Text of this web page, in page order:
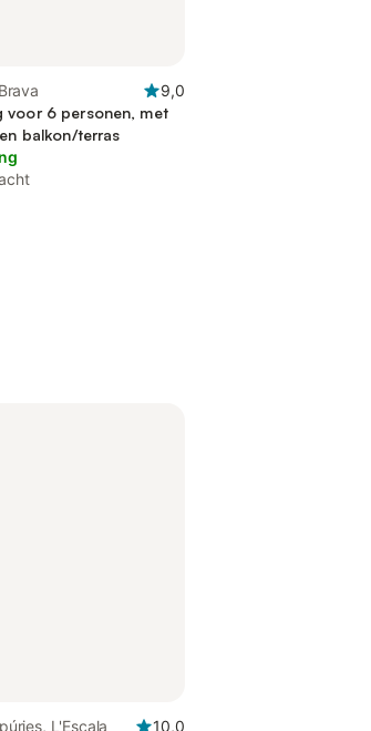
9,0
voor 6 personen, met
balkon/terras
L'Escala 10,0